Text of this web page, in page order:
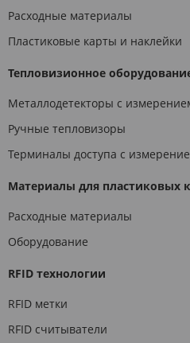
Расходные материалы
Пластиковые карты и наклейки
Тепловизионное
Металлодетекторы с
Ручные тепловизоры
Терминалы доступа с
Материалы для пластиковых
Расходные материалы
Оборудование
RFID технологии
RFID метки
RFID считыватели